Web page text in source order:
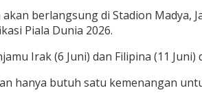
berlangsung di Stadion
Piala Dunia 2026.
Irak (6 Juni) dan Filipina (11
hanya butuh satu kemenangan